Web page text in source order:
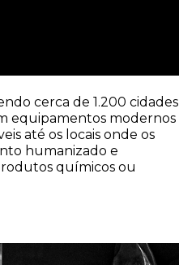
cerca de 1.200 cidades
equipamentos modernos
até os locais onde os
humanizado e
químicos ou